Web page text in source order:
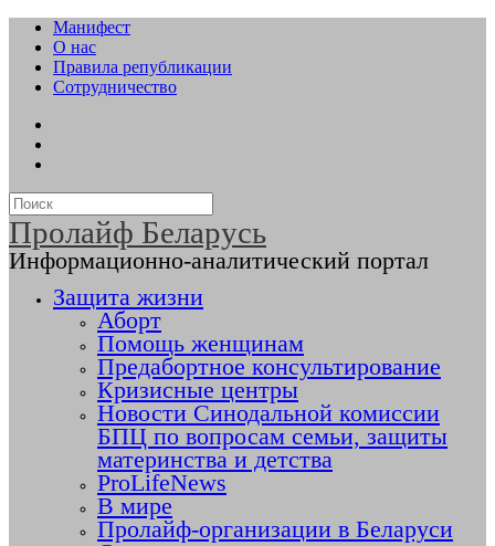
Манифест
О нас
Правила републикации
Сотрудничество
Пролайф Беларусь
Информационно-аналитический портал
Защита жизни
Аборт
Помощь женщинам
Предабортное консультирование
Кризисные центры
Новости Синодальной комиссии
БПЦ по вопросам семьи, защиты
материнства и детства
ProLifeNews
В мире
Пролайф-организации в Беларуси